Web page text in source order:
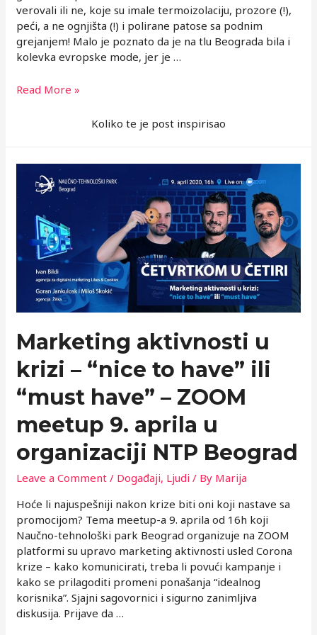
verovali ili ne, koje su imale termoizolaciju, prozore (!),
peći, a ne ognjišta (!) i polirane patose sa podnim
grejanjem! Malo je poznato da je na tlu Beograda bila i
kolevka evropske mode, jer je …
Besplatna
–
najstariji
grad
Evropi?”
sredu,
aprila
časova
Read More »
Koliko te je post inspirisao
Marketing aktivnosti u
krizi – “nice to have” ili
“must have” – ZOOM
meetup 9. aprila u
organizaciji NTP Beograd
Leave a Comment / Događaji, Ljudi / By Marija
Hoće li najuspešniji nakon krize biti oni koji nastave sа
promocijom? Tema meetup-a 9. aprila od 16h koji
Naučno-tehnološki park Beograd organizuje na ZOOM
platformi su upravo marketing aktivnosti usled Corona
krize – kako komunicirati, treba li povući kampanje i
kako se prilagoditi promeni ponašanja “idealnog
korisnika”. Sjajni sagovornici i sigurno zanimljiva
diskusija. Prijave da …